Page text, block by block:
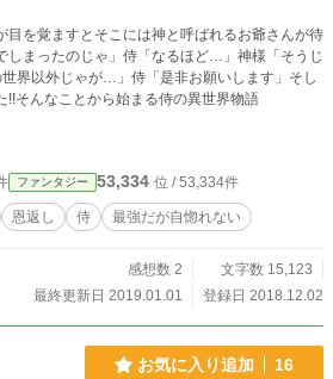
目を覚ますとそこには神と呼ばれるお爺さんが待
しまったのじゃ」侍「なるほど…」神様「そうじ
界以外じゃが…」侍「是非お願いします」そし
そんなことから始まる侍の異世界物語
ファンタジー 53,334 位 / 53,334件
恩返し 侍 最強だが自惚れない
感想数 2
文字数 15,123
最終更新日 2019.01.01
登録日 2018.12.02
お気に入り追加 16